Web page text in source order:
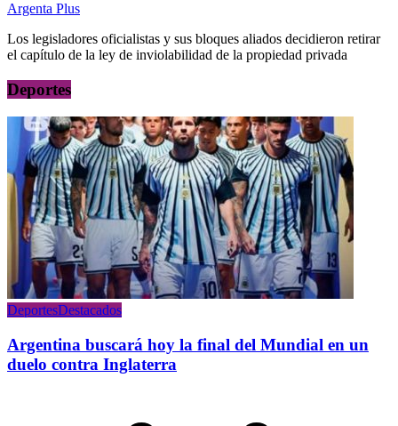
Argenta Plus
Los legisladores oficialistas y sus bloques aliados decidieron retirar
el capítulo de la ley de inviolabilidad de la propiedad privada
Deportes
DeportesDestacados
Argentina buscará hoy la final del Mundial en un
duelo contra Inglaterra